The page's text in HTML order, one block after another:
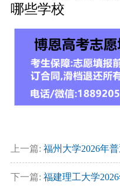
哪些学校
上一篇: 福州大学2026年
下一篇: 福建理工大学